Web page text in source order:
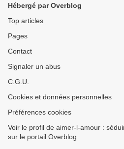
Hébergé par Overblog
Top articles
Pages
Contact
Signaler un abus
C.G.U.
Cookies et données personnelles
Préférences cookies
Voir le profil de aimer-l-amour :
sur le portail Overblog